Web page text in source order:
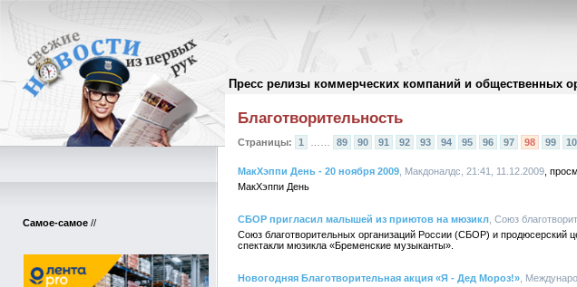
Пресс релизы коммерческих компаний и общественных
Самое-самое //
Архив пресс-релизов//
Благотворительность
Страницы: 1 89 90 91 92 93 94 95 96 97 98 99
МакХэппи День - 20 ноября 2009 , Макдоналдс, 21:41, 11.12.2009
МакХэппи День
СБОР пригласил малышей из приютов на мюзикл , Союз
Союз благотворительных организаций России (СБОР) и продюсерский
спектакли мюзикла «Бременские музыканты».
Новогодняя Благотворительная акция «Я - Дед Мороз!» ,